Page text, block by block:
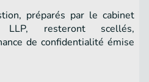
préparés par le cabinet
LLP, resteront scellés,
de confidentialité émise